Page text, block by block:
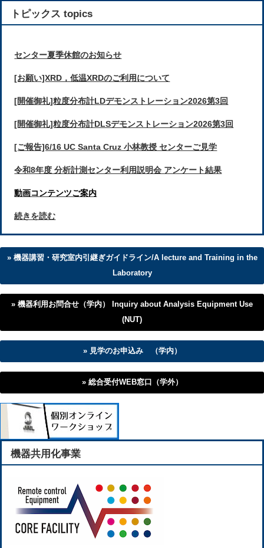
トピックス topics
センター夏季休館のお知らせ
[お願い]XRD，低温XRDのご利用について
[開催御礼]粒度分布計LDデモンストレーション2026第3回
[開催御礼]粒度分布計DLSデモンストレーション2026第3回
[ご報告]6/16 UC Santa Cruz 小林教授 センターご見学
令和8年度 分析計測センター利用説明会 アンケート結果
動画コンテンツご案内
続きを読む
機器講習・研究室内引継ぎガイドライン/A lecture and Training in the
Laboratory
機器利用お問合せ（学内） Inquiry about Analysis Equipment Use
(NUT)
見学のお申込み （学内）
総合受付WEB窓口（学外）
機器共用化事業